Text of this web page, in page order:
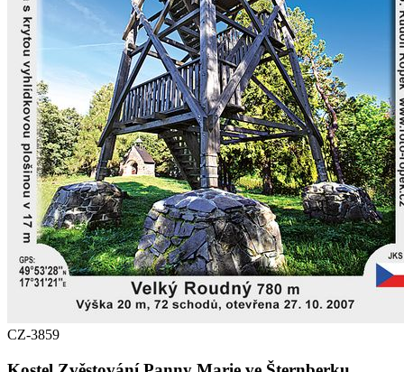
CZ-3859